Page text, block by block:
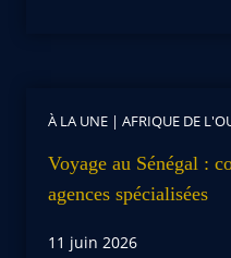
À LA UNE | AFRIQUE DE
Voyage au Sénégal :
agences spécialisées
11 juin 2026